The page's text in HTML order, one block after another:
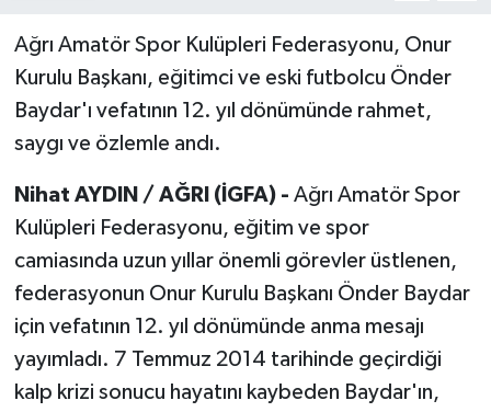
Ağrı Amatör Spor Kulüpleri Federasyonu, Onur
Kurulu Başkanı, eğitimci ve eski futbolcu Önder
Baydar'ı vefatının 12. yıl dönümünde rahmet,
saygı ve özlemle andı.
Nihat AYDIN / AĞRI (İGFA) - Ağrı Amatör Spor
Kulüpleri Federasyonu, eğitim ve spor
camiasında uzun yıllar önemli görevler üstlenen,
federasyonun Onur Kurulu Başkanı Önder Baydar
için vefatının 12. yıl dönümünde anma mesajı
yayımladı. 7 Temmuz 2014 tarihinde geçirdiği
kalp krizi sonucu hayatını kaybeden Baydar'ın,